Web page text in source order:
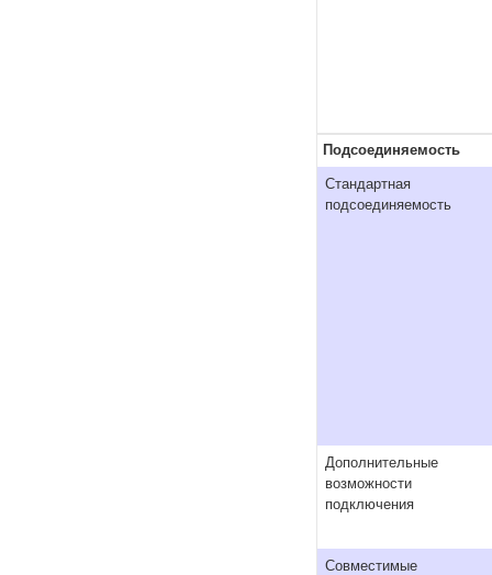
Подсоединяемость
Стандартная
подсоединяемость
Дополнительные
возможности
подключения
Совместимые